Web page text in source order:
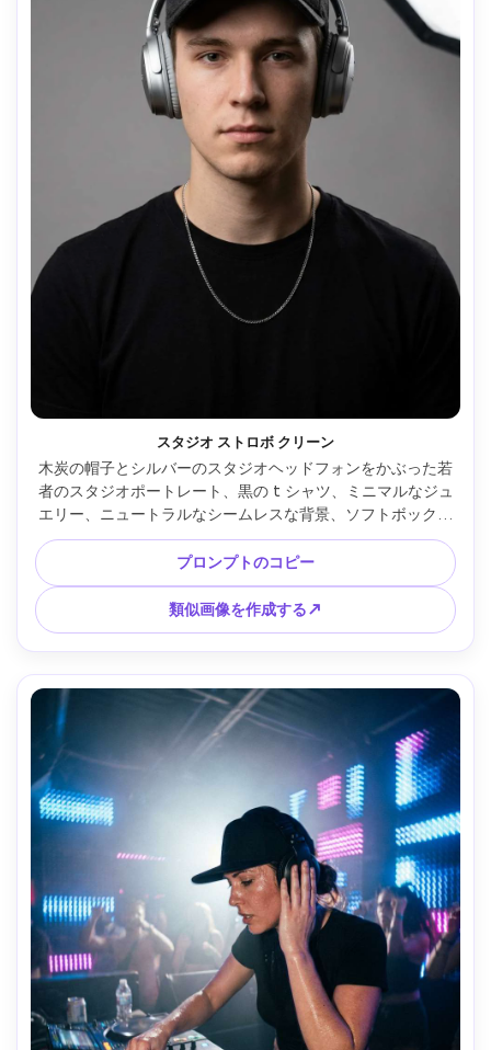
スタジオ ストロボ クリーン
木炭の帽子とシルバーのスタジオヘッドフォンをかぶった若
者のスタジオポートレート、黒の t シャツ、ミニマルなジュ
エリー、ニュートラルなシームレスな背景、ソフトボックス
を備えたシャープなストロボ照明、つばの下に微妙な影、
Nikon Z8 85mm f/1.8 で撮影、頭と肩のフレーミング、ハイ
エンドの商業写真、フォトリアルなディテール、きれいなレ
タッチ --ar 4:5
プロンプトのコピー
類似画像を作成する↗